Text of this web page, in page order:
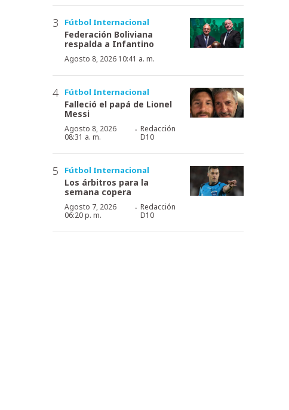
Fútbol Internacional
Federación Boliviana
respalda a Infantino
Agosto 8, 2026 10:41 a. m.
Fútbol Internacional
Falleció el papá de Lionel
Messi
Agosto 8, 2026
08:31 a. m.
· Redacción
D10
Fútbol Internacional
Los árbitros para la
semana copera
Agosto 7, 2026
06:20 p. m.
· Redacción
D10